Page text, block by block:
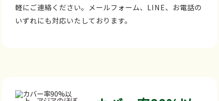
軽にご連絡ください。メールフォーム、LINE、お電話の
いずれにも対応いたしております。